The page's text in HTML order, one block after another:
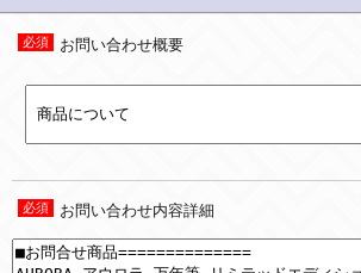
お問い合わせ概要
お問い合わせ内容詳細